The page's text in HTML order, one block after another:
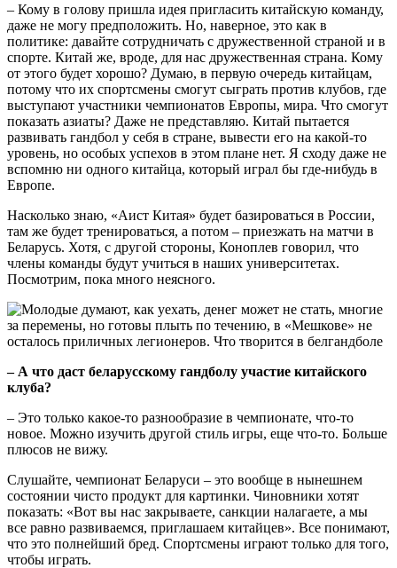
– Кому в голову пришла идея пригласить китайскую команду,
даже не могу предположить. Но, наверное, это как в
политике: давайте сотрудничать с дружественной страной и в
спорте. Китай же, вроде, для нас дружественная страна. Кому
от этого будет хорошо? Думаю, в первую очередь китайцам,
потому что их спортсмены смогут сыграть против клубов, где
выступают участники чемпионатов Европы, мира. Что смогут
показать азиаты? Даже не представляю. Китай пытается
развивать гандбол у себя в стране, вывести его на какой-то
уровень, но особых успехов в этом плане нет. Я сходу даже не
вспомню ни одного китайца, который играл бы где-нибудь в
Европе.
Насколько знаю, «Аист Китая» будет базироваться в России,
там же будет тренироваться, а потом – приезжать на матчи в
Беларусь. Хотя, с другой стороны, Коноплев говорил, что
члены команды будут учиться в наших университетах.
Посмотрим, пока много неясного.
– А что даст беларусскому гандболу участие китайского
клуба?
– Это только какое-то разнообразие в чемпионате, что-то
новое. Можно изучить другой стиль игры, еще что-то. Больше
плюсов не вижу.
Слушайте, чемпионат Беларуси – это вообще в нынешнем
состоянии чисто продукт для картинки. Чиновники хотят
показать: «Вот вы нас закрываете, санкции налагаете, а мы
все равно развиваемся, приглашаем китайцев». Все понимают,
что это полнейший бред. Спортсмены играют только для того,
чтобы играть.